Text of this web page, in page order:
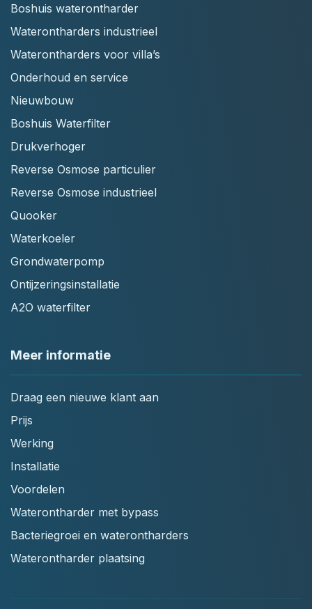
Boshuis waterontharder
Waterontharders industrieel
Waterontharders voor villa’s
Onderhoud en service
Nieuwbouw
Boshuis Waterfilter
Drukverhoger
Reverse Osmose particulier
Reverse Osmose industrieel
Quooker
Waterkoeler
Grondwaterpomp
Ontijzeringsinstallatie
A2O waterfilter
Meer informatie
Draag een nieuwe klant aan
Prijs
Werking
Installatie
Voordelen
Waterontharder met bypass
Bacteriegroei en waterontharders
Waterontharder plaatsing